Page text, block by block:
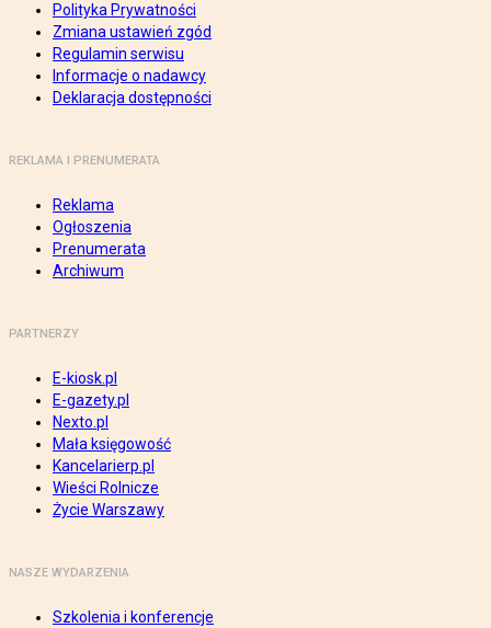
Polityka Prywatności
Zmiana ustawień zgód
Regulamin serwisu
Informacje o nadawcy
Deklaracja dostępności
REKLAMA I PRENUMERATA
Reklama
Ogłoszenia
Prenumerata
Archiwum
PARTNERZY
E-kiosk.pl
E-gazety.pl
Nexto.pl
Mała księgowość
Kancelarierp.pl
Wieści Rolnicze
Życie Warszawy
NASZE WYDARZENIA
Szkolenia i konferencje